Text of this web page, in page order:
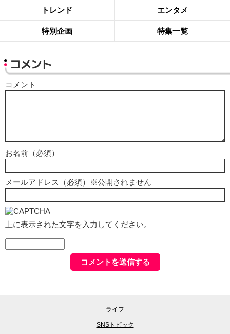
トレンド エンタメ
特別企画 特集一覧
コメント
コメント
お名前（必須）
メールアドレス（必須）※公開されません
上に表示された文字を入力してください。
ライフ
SNSトピック